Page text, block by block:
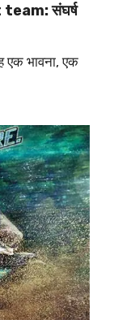
संघर्ष
एक भावना, एक